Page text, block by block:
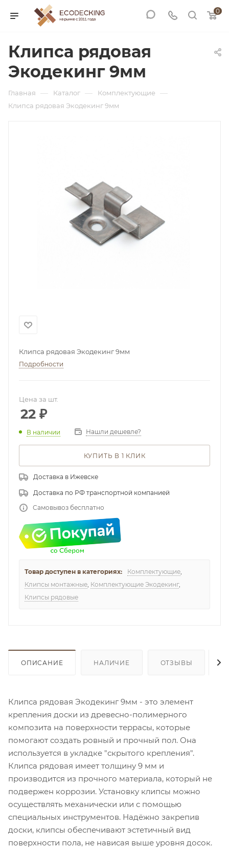
0
Клипса рядовая
Экодекинг 9мм
Главная — Каталог — Комплектующие —
Клипса рядовая Экодекинг 9мм
Клипса рядовая Экодекинг 9мм
Подробности
Цена за шт.
22 ₽
В наличии Нашли дешевле?
КУПИТЬ В 1 КЛИК
Доставка в Ижевске
Доставка по РФ транспортной компанией
Самовывоз бесплатно
Товар доступен в категориях: Комплектующие,
Клипсы монтажные, Комплектующие Экодекинг,
Клипсы рядовые
ОПИСАНИЕ НАЛИЧИЕ ОТЗЫВЫ
Клипса рядовая Экодекинг 9мм - это элемент
крепления доски из древесно-полимерного
композита на поверхности террасы, которые
помогают создать ровный и прочный пол. Она
используется в укладке "скрытого крепления".
Клипса рядовая имеет толщину 9 мм и
производится из прочного материала, который не
подвержен коррозии. Установку клипсы можно
осуществлять механически или с помощью
специальных инструментов. Надёжно закрепив
доски, клипсы обеспечивают эстетичный вид
поверхности пола, не нависая выше уровня досок.